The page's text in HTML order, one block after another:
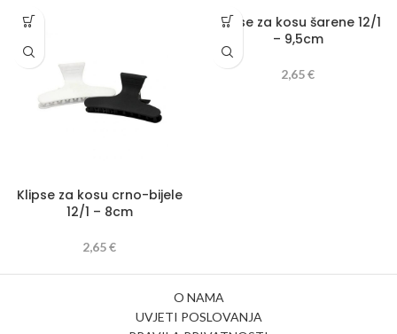
Klipse za kosu crno-bijele
12/1 – 8cm
2,65€
Klipse za kosu šarene 12/1
– 9,5cm
2,65€
O NAMA
UVJETI POSLOVANJA